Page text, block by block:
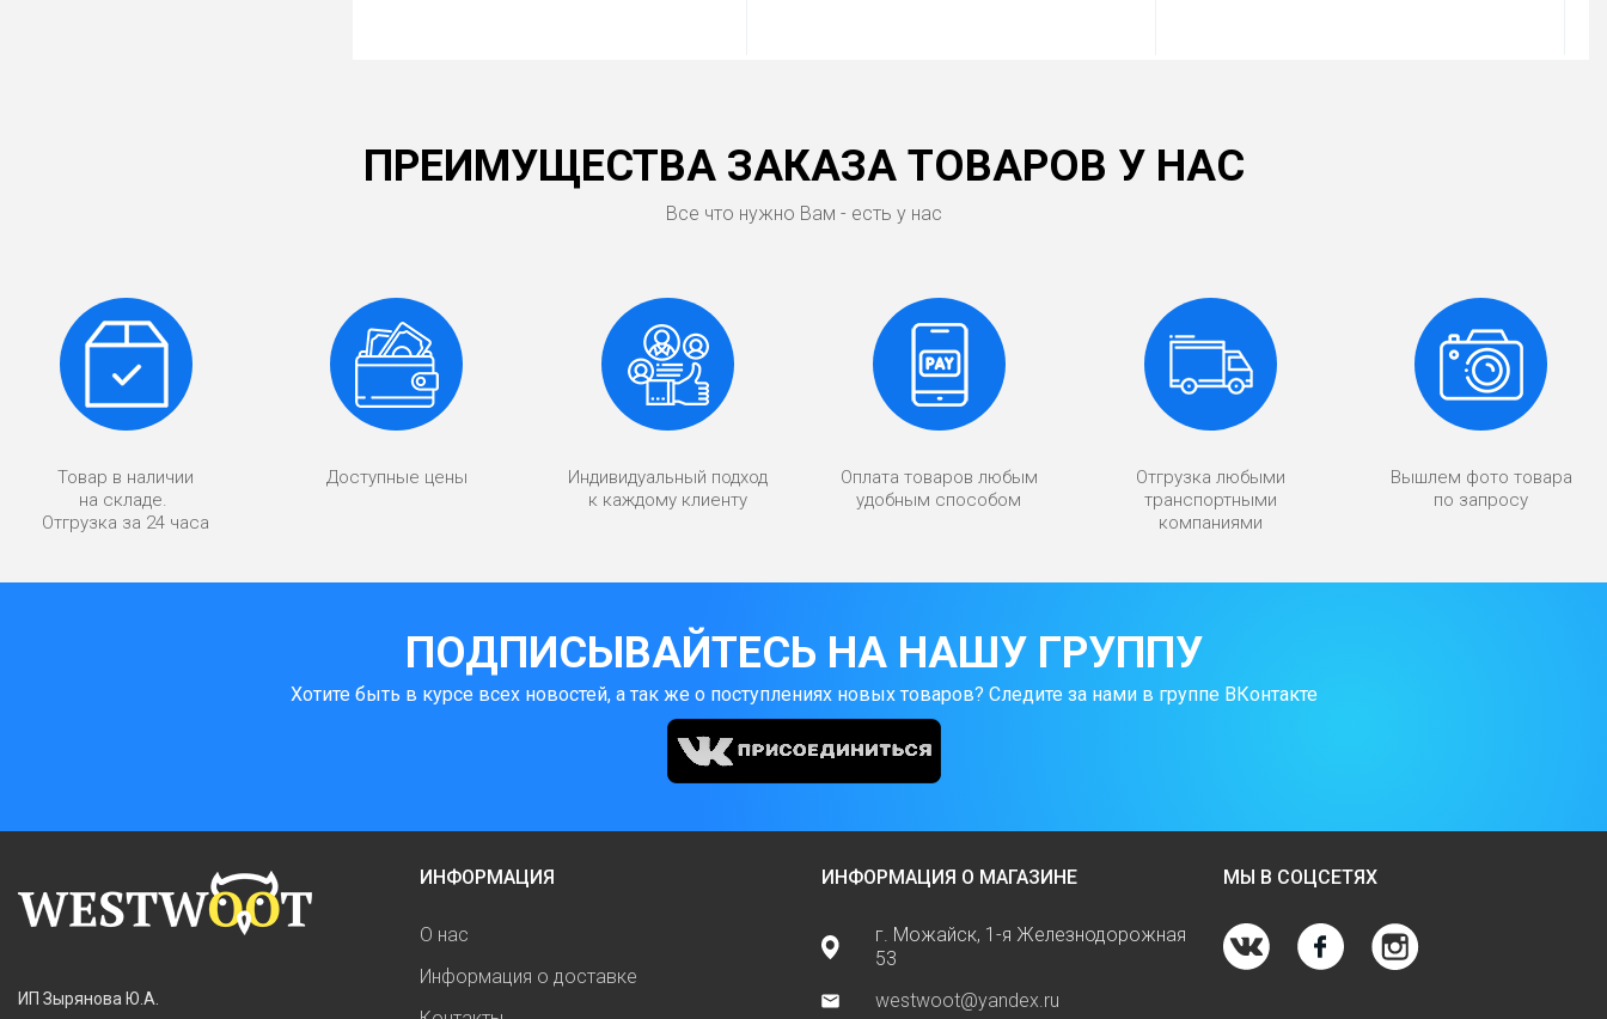
ПРЕИМУЩЕСТВА ЗАКАЗА ТОВАРОВ У НАС
Все что нужно Вам - есть у нас
Товар в наличии
на складе.
Отгрузка за 24 часа
Доступные цены
Индивидуальный подход
к каждому клиенту
Оплата товаров любым
удобным способом
Отгрузка любыми
транспортными
компаниями
Вышлем фото товара
по запросу
ПОДПИСЫВАЙТЕСЬ НА НАШУ ГРУППУ
Хотите быть в курсе всех новостей, а так же о поступлениях новых товаров? Следите за нами в группе ВКонтакте
ИП Зырянова Ю.А.
ИНФОРМАЦИЯ
О нас
Информация о доставке
ИНФОРМАЦИЯ О МАГАЗИНЕ
г. Можайск, 1-я Железнодорожная
53
westwoot@yandex.ru
МЫ В СОЦСЕТЯХ